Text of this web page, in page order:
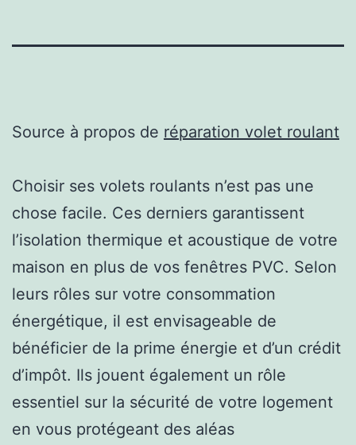
Source à propos de réparation volet roulant
Choisir ses volets roulants n’est pas une
chose facile. Ces derniers garantissent
l’isolation thermique et acoustique de votre
maison en plus de vos fenêtres PVC. Selon
leurs rôles sur votre consommation
énergétique, il est envisageable de
bénéficier de la prime énergie et d’un crédit
d’impôt. Ils jouent également un rôle
essentiel sur la sécurité de votre logement
en vous protégeant des aléas